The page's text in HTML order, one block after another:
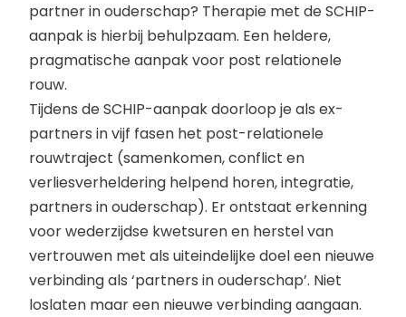
partner in ouderschap? Therapie met de SCHIP-
aanpak is hierbij behulpzaam. Een heldere,
pragmatische aanpak voor post relationele
rouw.
Tijdens de SCHIP-aanpak doorloop je als ex-
partners in vijf fasen het post-relationele
rouwtraject (samenkomen, conflict en
verliesverheldering helpend horen, integratie,
partners in ouderschap). Er ontstaat erkenning
voor wederzijdse kwetsuren en herstel van
vertrouwen met als uiteindelijke doel een nieuwe
verbinding als ‘partners in ouderschap’. Niet
loslaten maar een nieuwe verbinding aangaan.